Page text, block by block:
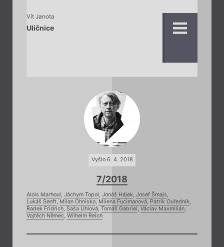
Vít Janota
Uličnice
Vyšlo 6. 4. 2018
7/2018
Alois Marhoul, Jáchym Topol, Jonáš Hájek, Josef Šmajs,
Lukáš Senft, Milan Ohnisko, Milena Fucimanová, Patrik Ouředník,
Radek Fridrich, Saša Uhlová, Tomáš Gabriel, Václav Maxmilián,
Vojtěch Němec, Wilhelm Reich